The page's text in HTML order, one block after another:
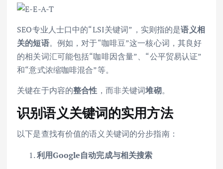
SEO专业人士口中的“LSI关键词”，实则指的是语义相
关的短语。例如，对于“咖啡豆”这一核心词，其良好
的相关词汇可能包括“咖啡因含量”、“公平贸易认证”
和“意式浓缩咖啡混合”等。
关键在于内容的整合性 ，而非关键词堆砌。
识别语义关键词的实用方法
以下是查找有价值的语义关键词的分步指南：
利用Google自动完成与相关搜索